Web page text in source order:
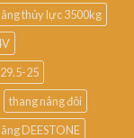
thủy lực 3500kg
25
thang nâng đôi
DEESTONE